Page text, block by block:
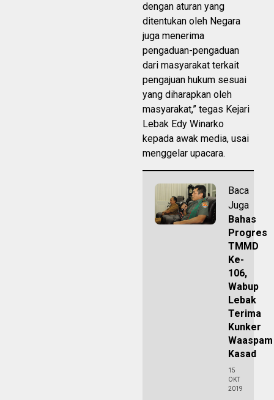
dengan aturan yang
ditentukan oleh Negara
juga menerima
pengaduan-pengaduan
dari masyarakat terkait
pengajuan hukum sesuai
yang diharapkan oleh
masyarakat,” tegas Kejari
Lebak Edy Winarko
kepada awak media, usai
menggelar upacara.
Baca
Juga
Bahas
Progres
TMMD
Ke-
106,
Wabup
Lebak
Terima
Kunker
Waaspam
Kasad
15
OKT
2019